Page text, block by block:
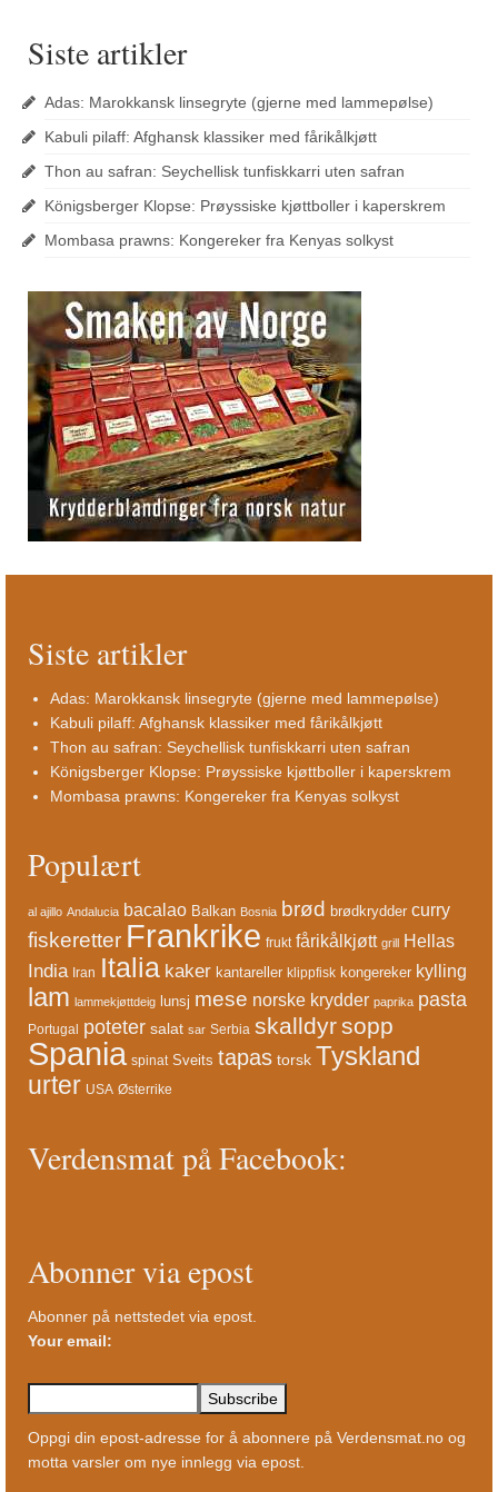
Siste artikler
Adas: Marokkansk linsegryte (gjerne med lammepølse)
Kabuli pilaff: Afghansk klassiker med fårikålkjøtt
Thon au safran: Seychellisk tunfiskkarri uten safran
Königsberger Klopse: Prøyssiske kjøttboller i kaperskrem
Mombasa prawns: Kongereker fra Kenyas solkyst
Siste artikler
Adas: Marokkansk linsegryte (gjerne med lammepølse)
Kabuli pilaff: Afghansk klassiker med fårikålkjøtt
Thon au safran: Seychellisk tunfiskkarri uten safran
Königsberger Klopse: Prøyssiske kjøttboller i kaperskrem
Mombasa prawns: Kongereker fra Kenyas solkyst
Populært
al ajillo Andalucia bacalao Balkan Bosnia brød brødkrydder curry
fiskeretter Frankrike frukt fårikålkjøtt grill Hellas
India Iran Italia kaker kantareller klippfisk kongereker kylling
lam lammekjøttdeig lunsj mese norske krydder paprika pasta
Portugal poteter salat sar Serbia skalldyrsopp
Spania spinat Sveits tapas torsk Tyskland
urter USA Østerrike
Verdensmat på Facebook:
Abonner via epost
Abonner på nettstedet via epost.
Your email:
Oppgi din epost-adresse for å abonnere på Verdensmat.no og
motta varsler om nye innlegg via epost.